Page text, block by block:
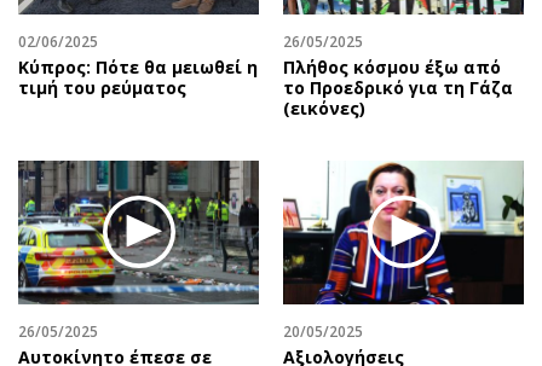
02/06/2025
Κύπρος: Πότε θα μειωθεί η
τιμή του ρεύματος
26/05/2025
Πλήθος κόσμου έξω από
το Προεδρικό για τη Γάζα
(εικόνες)
26/05/2025
Αυτοκίνητο έπεσε σε
20/05/2025
Αξιολογήσεις